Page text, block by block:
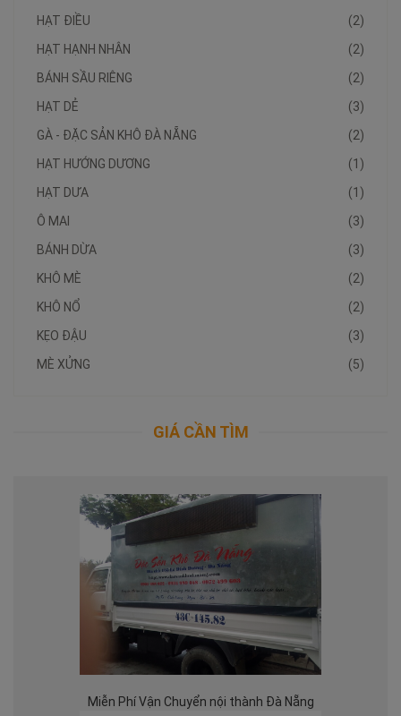
(2)
HẠT ĐIỀU
(2)
HẠT HẠNH NHÂN
(2)
BÁNH SẦU RIÊNG
(3)
HẠT DẺ
(2)
GÀ - ĐẶC SẢN KHÔ ĐÀ NẴNG
(1)
HẠT HƯỚNG DƯƠNG
(1)
HẠT DƯA
(3)
Ô MAI
(3)
BÁNH DỪA
(2)
KHÔ MÈ
(2)
KHÔ NỔ
(3)
KẸO ĐẬU
(5)
MÈ XỬNG
GIÁ CẦN TÌM
Miễn Phí Vận Chuyển nội thành Đà Nẵng